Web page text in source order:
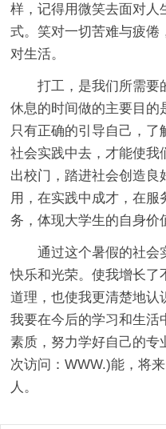
样，记得用微笑去面对人
式。笑对一切苦难与疲倦
对生活。
打工，是我们所需要
休息的时间做的主要目的
只有正确的引导自己，了
社会实践中去，才能使我
出校门，踏进社会创造
用，在实践中成才，在服
务，体现大学生的自身价
通过这个暑假的社会
快乐和光荣。使我增长了
道理，也使我更清楚地认
我要在今后的学习和生活
素质，努力学好自己的
次访问：WWW.)能，将
人。